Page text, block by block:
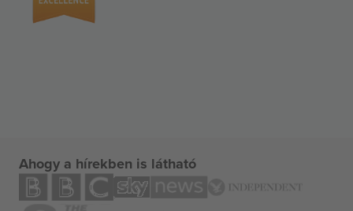
Ahogy a hírekben is látható